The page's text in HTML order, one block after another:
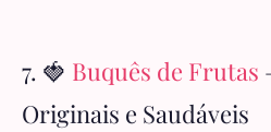
7. 🍓 Buquês de Frutas
Originais e Saudáveis